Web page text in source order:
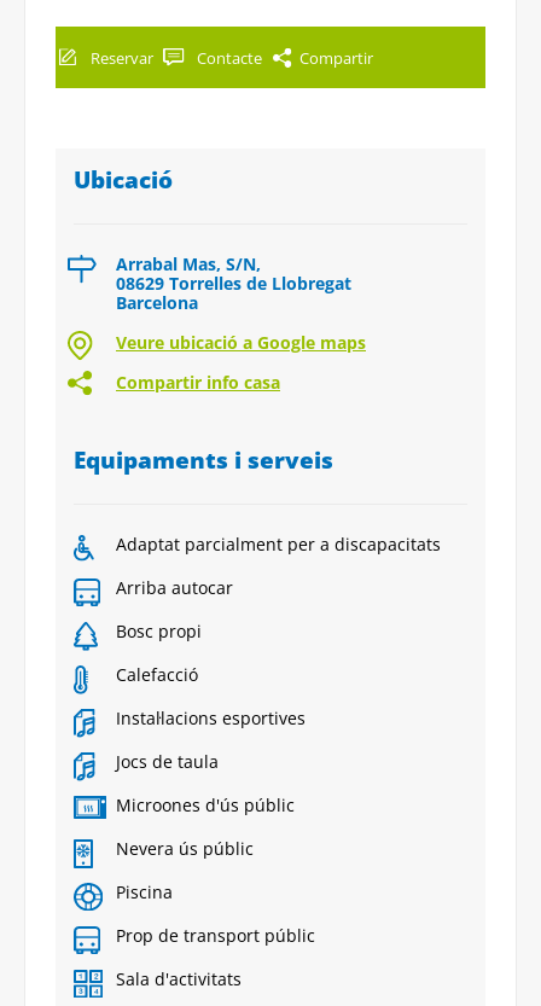
Reservar Contacte Compartir
Ubicació
Arrabal Mas, S/N,
08629 Torrelles de Llobregat
Barcelona
Veure ubicació a Google maps
Compartir info casa
Equipaments i serveis
Adaptat parcialment per a discapacitats
Arriba autocar
Bosc propi
Calefacció
Instal·lacions esportives
Jocs de taula
Microones d'ús públic
Nevera ús públic
Piscina
Prop de transport públic
Sala d'activitats